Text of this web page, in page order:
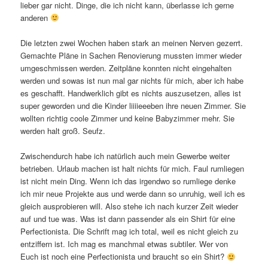
lieber gar nicht. Dinge, die ich nicht kann, überlasse ich gerne
anderen
Die letzten zwei Wochen haben stark an meinen Nerven gezerrt.
Gemachte Pläne in Sachen Renovierung mussten immer wieder
umgeschmissen werden. Zeitpläne konnten nicht eingehalten
werden und sowas ist nun mal gar nichts für mich, aber ich habe
es geschafft. Handwerklich gibt es nichts auszusetzen, alles ist
super geworden und die Kinder liiiieeeben ihre neuen Zimmer. Sie
wollten richtig coole Zimmer und keine Babyzimmer mehr. Sie
werden halt groß. Seufz.
Zwischendurch habe ich natürlich auch mein Gewerbe weiter
betrieben. Urlaub machen ist halt nichts für mich. Faul rumliegen
ist nicht mein Ding. Wenn ich das irgendwo so rumliege denke
ich mir neue Projekte aus und werde dann so unruhig, weil ich es
gleich ausprobieren will. Also stehe ich nach kurzer Zeit wieder
auf und tue was. Was ist dann passender als ein Shirt für eine
Perfectionista. Die Schrift mag ich total, weil es nicht gleich zu
entziffern ist. Ich mag es manchmal etwas subtiler. Wer von
Euch ist noch eine Perfectionista und braucht so ein Shirt?